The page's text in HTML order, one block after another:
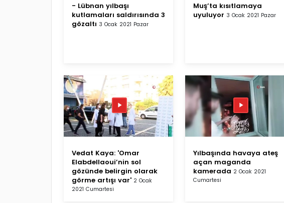
- Lübnan yılbaşı
kutlamaları saldırısında 3
gözaltı 3 Ocak 2021 Pazar
Muş’ta kısıtlamaya
uyuluyor 3 Ocak 2021 Pazar
Vedat Kaya: 'Omar
Elabdellaoui’nin sol
gözünde belirgin olarak
görme artışı var' 2 Ocak
2021 Cumartesi
Yılbaşında havaya ateş
açan maganda
kamerada 2 Ocak 2021
Cumartesi